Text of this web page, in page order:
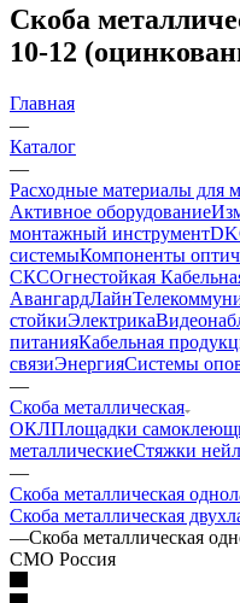
Скоба
10-12
Главная
—
Каталог
—
Расходные материалы для
Активное оборудование
монтажный инструмент
системыКомпоненты
СКСОгнестойкая
АвангардЛайн
стойкиЭлектрика
питанияКабельная
связиЭнергияСистемы
—
Скоба металлическая
ОКЛПлощадки
металлическиеСтяжки
—
Скоба металлическая
Скоба металлическая
—Скоба металлическая
СМО Россия